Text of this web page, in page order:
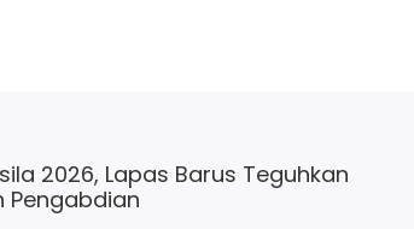
2026, Lapas Barus Teguhkan
Pengabdian